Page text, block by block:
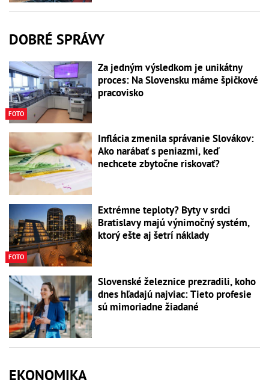
DOBRÉ SPRÁVY
FOTO
Za jedným výsledkom je unikátny
proces: Na Slovensku máme špičkové
pracovisko
Inflácia zmenila správanie Slovákov:
Ako narábať s peniazmi, keď
nechcete zbytočne riskovať?
FOTO
Extrémne teploty? Byty v srdci
Bratislavy majú výnimočný systém,
ktorý ešte aj šetrí náklady
Slovenské železnice prezradili, koho
dnes hľadajú najviac: Tieto profesie
sú mimoriadne žiadané
EKONOMIKA